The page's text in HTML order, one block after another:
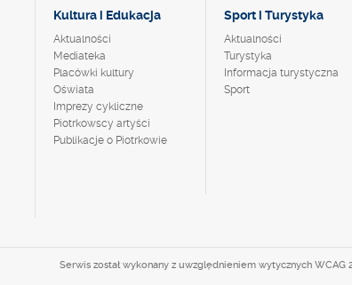
Kultura i Edukacja
Aktualności
Mediateka
Placówki kultury
Oświata
Imprezy cykliczne
Piotrkowscy artyści
Publikacje o Piotrkowie
Sport i Turystyka
Aktualności
Turystyka
Informacja turystyczna
Sport
Serwis został wykonany z uwzględnieniem wytycznych WCAG